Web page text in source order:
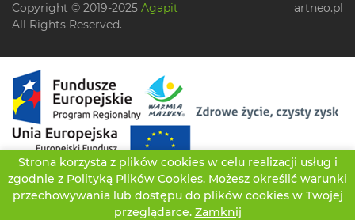
Strona korzysta z plików cookies w celu realizacji usług i
zgodnie z Polityką Plików Cookies. Możesz określić warunki
przechowywania lub dostępu do plików cookies w Twojej
przeglądarce. Zamknij
Copyright © 2019-2025 Agapit
All Rights Reserved.
artneo.pl
TWOJE KONTO